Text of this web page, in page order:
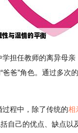
担任教师的离异母
爸”角色。通过多次
程中，除了传统的相
自己的优点、缺点